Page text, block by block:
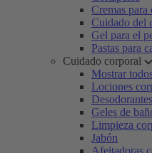
Cremas para
Cuidado del
Gel para el
Pastas para
Cuidado corporal
Mostrar
Lociones
Geles de
Limpieza
Jabón
Afeitadoras